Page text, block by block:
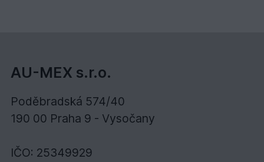
AU-MEX s.r.o.
Poděbradská 574/40
190 00 Praha 9 - Vysočany
IČO: 25349929